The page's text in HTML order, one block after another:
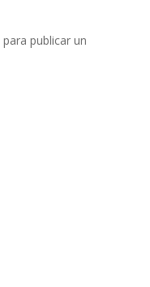
para publicar un